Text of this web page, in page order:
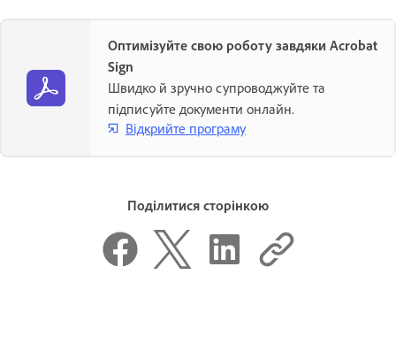
Оптимізуйте свою роботу завдяки Acrobat
Sign
Швидко й зручно супроводжуйте та
підписуйте документи онлайн.
Відкрийте програму
Поділитися сторінкою